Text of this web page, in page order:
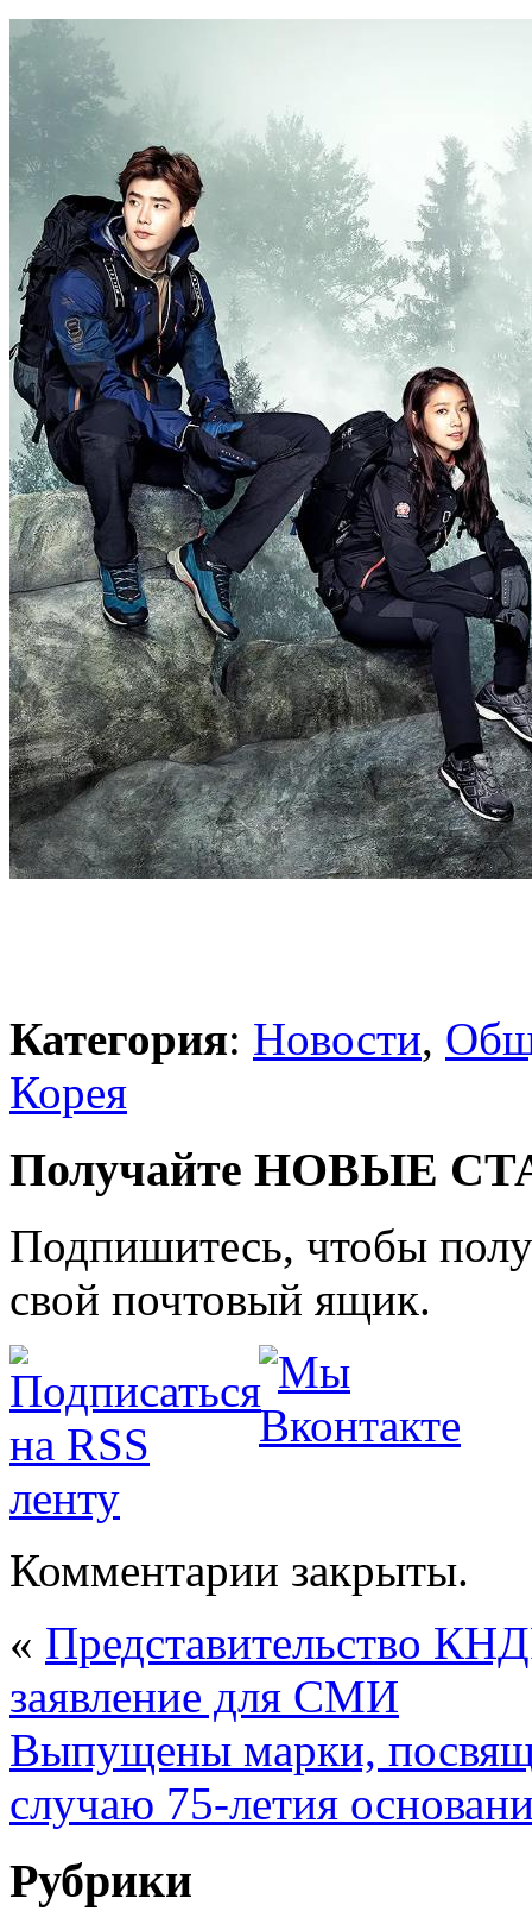
Категория: Новости,
Корея
Получайте НОВЫЕ
Подпишитесь, чтобы
свой почтовый ящик.
Комментарии закрыты.
« Представительство
заявление для СМИ
Выпущены марки,
случаю 75-летия
Рубрики